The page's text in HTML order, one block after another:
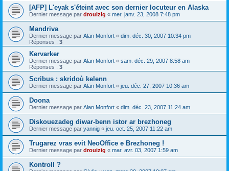
[AFP] L'eyak s'éteint avec son dernier locuteur en Alaska
Dernier message par drouizig « mer. janv. 23, 2008 7:48 pm
Mandriva
Dernier message par Alan Monfort « dim. déc. 30, 2007 10:34 pm
Réponses : 3
Kervarker
Dernier message par Alan Monfort « sam. déc. 29, 2007 8:58 am
Réponses : 3
Scribus : skridoù kelenn
Dernier message par Alan Monfort « jeu. déc. 27, 2007 10:36 am
Doona
Dernier message par Alan Monfort « dim. déc. 23, 2007 11:24 am
Diskouezadeg diwar-benn istor ar brezhoneg
Dernier message par yannig « jeu. oct. 25, 2007 11:22 am
Trugarez vras evit NeoOffice e Brezhoneg !
Dernier message par drouizig « mar. avr. 03, 2007 1:59 am
Kontroll ?